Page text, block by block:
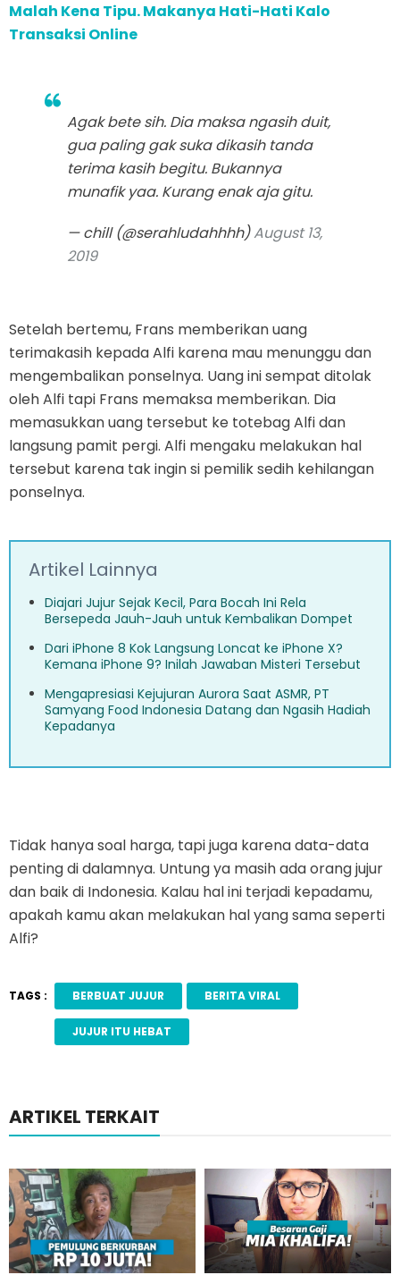
Malah Kena Tipu. Makanya Hati-Hati Kalo
Transaksi Online
Agak bete sih. Dia maksa ngasih duit,
gua paling gak suka dikasih tanda
terima kasih begitu. Bukannya
munafik yaa. Kurang enak aja gitu.
— chill (@serahludahhhh)August 13,
2019
Setelah bertemu, Frans memberikan uang
terimakasih kepada Alfi karena mau menunggu dan
mengembalikan ponselnya. Uang ini sempat ditolak
oleh Alfi tapi Frans memaksa memberikan. Dia
memasukkan uang tersebut ke totebag Alfi dan
langsung pamit pergi. Alfi mengaku melakukan hal
tersebut karena tak ingin si pemilik sedih kehilangan
ponselnya.
Artikel Lainnya
Diajari Jujur Sejak Kecil, Para Bocah Ini Rela
Bersepeda Jauh-Jauh untuk Kembalikan Dompet
Dari iPhone 8 Kok Langsung Loncat ke iPhone X?
Kemana iPhone 9? Inilah Jawaban Misteri Tersebut
Mengapresiasi Kejujuran Aurora Saat ASMR, PT
Samyang Food Indonesia Datang dan Ngasih Hadiah
Kepadanya
Tidak hanya soal harga, tapi juga karena data-data
penting di dalamnya. Untung ya masih ada orang jujur
dan baik di Indonesia. Kalau hal ini terjadi kepadamu,
apakah kamu akan melakukan hal yang sama seperti
Alfi?
TAGS : BERBUAT JUJUR BERITA VIRAL
JUJUR ITU HEBAT
ARTIKEL TERKAIT